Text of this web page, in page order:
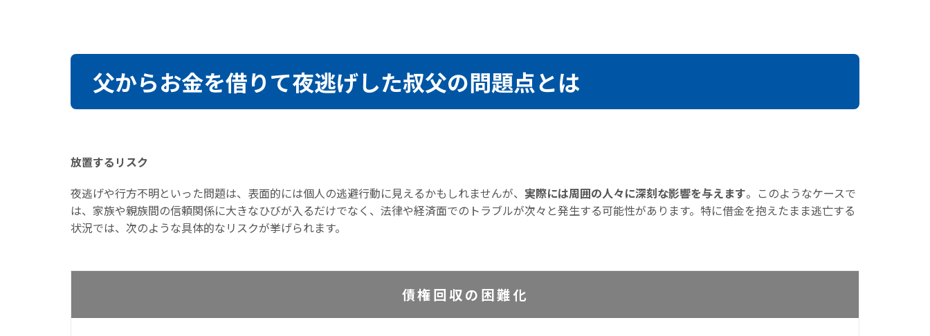
父からお金を借りて夜逃げした叔父の問題点とは
放置するリスク
夜逃げや行方不明といった問題は、表面的には個人の逃避行動に見えるかもしれませんが、 実際には周囲の人々に深刻な影響を与えます。このようなケースで
は、家族や親族間の信頼関係に大きなひびが入るだけでなく、法律や経済面でのトラブルが次々と発生する可能性があります。特に借金を抱えたまま逃亡する
状況では、次のような具体的なリスクが挙げられます。
債権回収の困難化